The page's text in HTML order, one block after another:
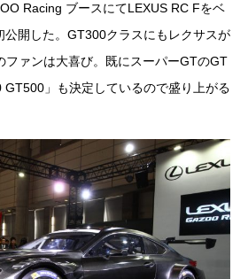
Racing ブースにてLEXUS RC Fをベ
公開した。GT300クラスにもレクサスが
ファンは大喜び。既にスーパーGTのGT
」も決定しているので盛り上がる